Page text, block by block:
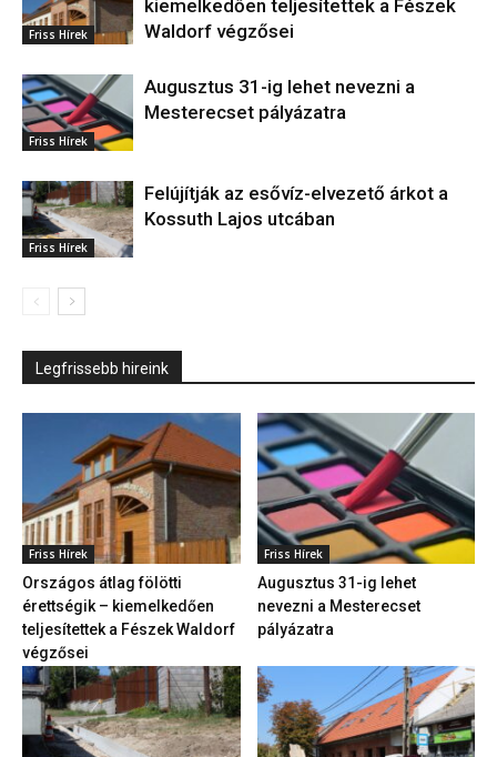
Friss Hírek
kiemelkedően teljesítettek a Fészek
Waldorf végzősei
Friss Hírek
Augusztus 31-ig lehet nevezni a
Mesterecset pályázatra
Friss Hírek
Felújítják az esővíz-elvezető árkot a
Kossuth Lajos utcában
Legfrissebb hireink
Friss Hírek
Országos átlag fölötti
érettségik – kiemelkedően
teljesítettek a Fészek Waldorf
végzősei
Friss Hírek
Augusztus 31-ig lehet
nevezni a Mesterecset
pályázatra